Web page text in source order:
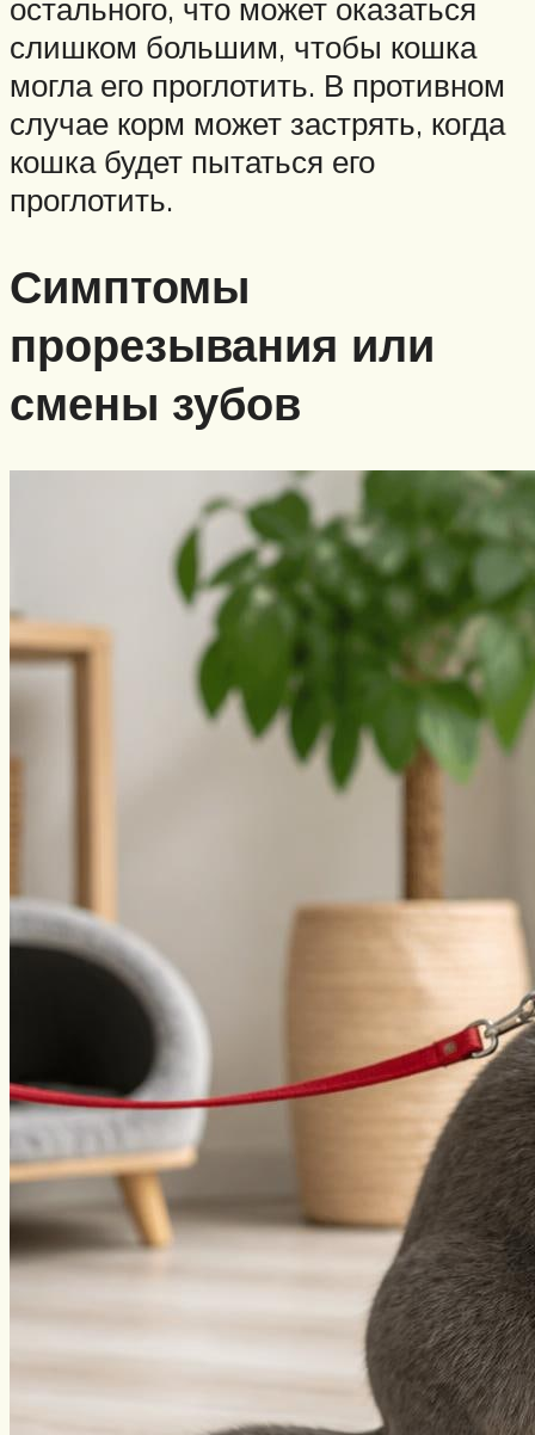
остального, что может оказаться
слишком большим, чтобы кошка
могла его проглотить. В противном
случае корм может застрять, когда
кошка будет пытаться его
проглотить.
Симптомы
прорезывания или
смены зубов